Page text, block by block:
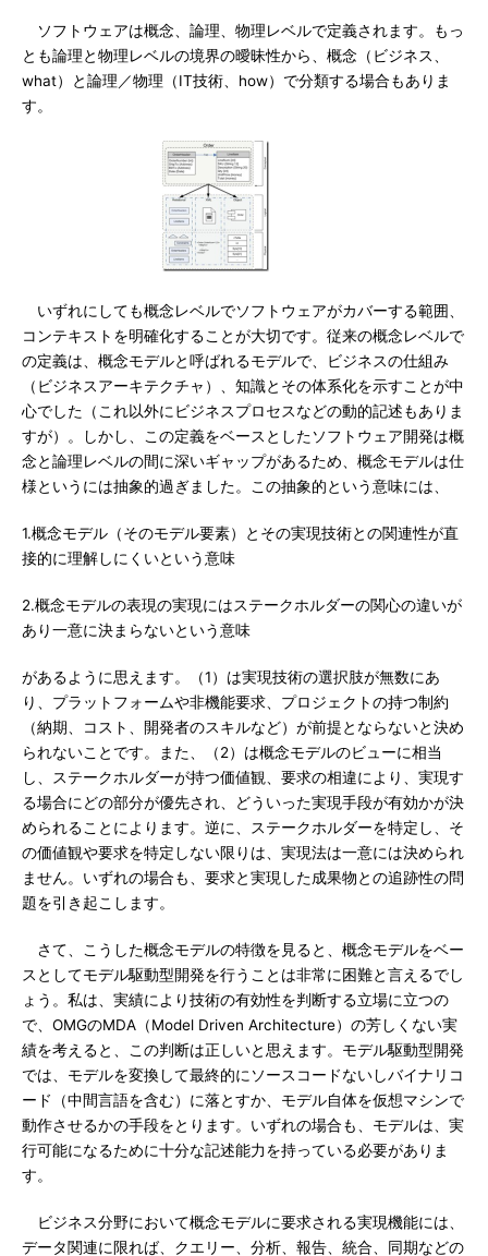
ソフトウェアは概念、論理、物理レベルで定義されます。もっ
とも論理と物理レベルの境界の曖昧性から、概念（ビジネス、
what）と論理／物理（IT技術、how）で分類する場合もありま
す。
いずれにしても概念レベルでソフトウェアがカバーする範囲、
コンテキストを明確化することが大切です。従来の概念レベルで
の定義は、概念モデルと呼ばれるモデルで、ビジネスの仕組み
（ビジネスアーキテクチャ）、知識とその体系化を示すことが中
心でした（これ以外にビジネスプロセスなどの動的記述もありま
すが）。しかし、この定義をベースとしたソフトウェア開発は概
念と論理レベルの間に深いギャップがあるため、概念モデルは仕
様というには抽象的過ぎました。この抽象的という意味には、
1.概念モデル（そのモデル要素）とその実現技術との関連性が直
接的に理解しにくいという意味
2.概念モデルの表現の実現にはステークホルダーの関心の違いが
あり一意に決まらないという意味
があるように思えます。（1）は実現技術の選択肢が無数にあ
り、プラットフォームや非機能要求、プロジェクトの持つ制約
（納期、コスト、開発者のスキルなど）が前提とならないと決め
られないことです。また、（2）は概念モデルのビューに相当
し、ステークホルダーが持つ価値観、要求の相違により、実現す
る場合にどの部分が優先され、どういった実現手段が有効かが決
められることによります。逆に、ステークホルダーを特定し、そ
の価値観や要求を特定しない限りは、実現法は一意には決められ
ません。いずれの場合も、要求と実現した成果物との追跡性の問
題を引き起こします。
さて、こうした概念モデルの特徴を見ると、概念モデルをベー
スとしてモデル駆動型開発を行うことは非常に困難と言えるでし
ょう。私は、実績により技術の有効性を判断する立場に立つの
で、OMGのMDA（Model Driven Architecture）の芳しくない実
績を考えると、この判断は正しいと思えます。モデル駆動型開発
では、モデルを変換して最終的にソースコードないしバイナリコ
ード（中間言語を含む）に落とすか、モデル自体を仮想マシンで
動作させるかの手段をとります。いずれの場合も、モデルは、実
行可能になるために十分な記述能力を持っている必要がありま
す。
ビジネス分野において概念モデルに要求される実現機能には、
データ関連に限れば、クエリー、分析、報告、統合、同期などの